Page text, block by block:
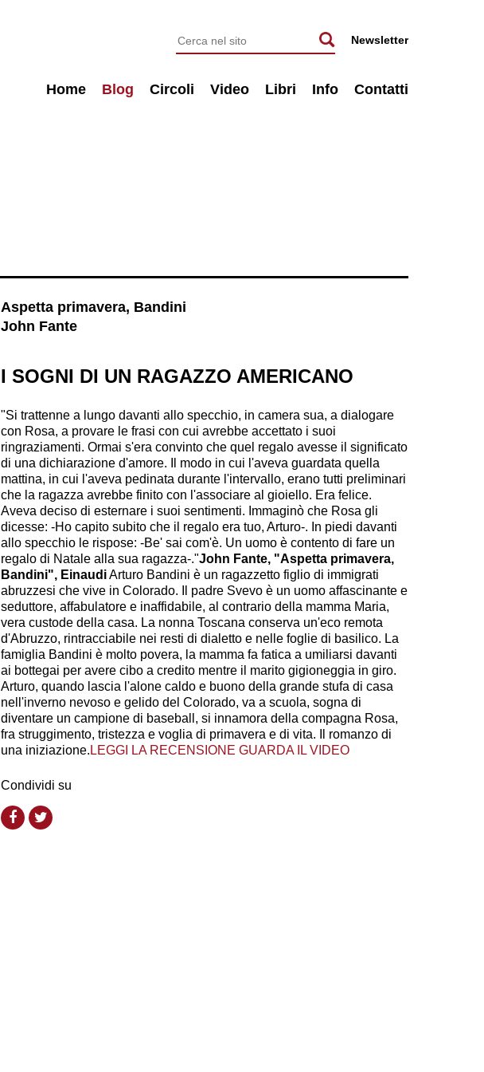
Newsletter
Home Blog Circoli Video Libri Info Contatti
Aspetta primavera, Bandini
John Fante
I SOGNI DI UN RAGAZZO AMERICANO
"Si trattenne a lungo davanti allo specchio, in camera sua, a dialogare
con Rosa, a provare le frasi con cui avrebbe accettato i suoi
ringraziamenti. Ormai s'era convinto che quel regalo avesse il significato
di una dichiarazione d'amore. Il modo in cui l'aveva guardata quella
mattina, in cui l'aveva pedinata durante l'intervallo, erano tutti preliminari
che la ragazza avrebbe finito con l'associare al gioiello. Era felice.
Aveva deciso di esternare i suoi sentimenti. Immaginò che Rosa gli
dicesse: -Ho capito subito che il regalo era tuo, Arturo-. In piedi davanti
allo specchio le rispose: -Be' sai com'è. Un uomo è contento di fare un
regalo di Natale alla sua ragazza-."John Fante, "Aspetta primavera,
Bandini", EinaudiArturo Bandini è un ragazzetto figlio di immigrati
abruzzesi che vive in Colorado. Il padre Svevo è un uomo affascinante e
seduttore, affabulatore e inaffidabile, al contrario della mamma Maria,
vera custode della casa. La nonna Toscana conserva un'eco remota
d'Abruzzo, rintracciabile nei resti di dialetto e nelle foglie di basilico. La
famiglia Bandini è molto povera, la mamma fa fatica a umiliarsi davanti
ai bottegai per avere cibo a credito mentre il marito gigioneggia in giro.
Arturo, quando lascia l'alone caldo e buono della grande stufa di casa
nell'inverno nevoso e gelido del Colorado, va a scuola, sogna di
diventare un campione di baseball, si innamora della compagna Rosa,
fra struggimento, tristezza e voglia di primavera e di vita. Il romanzo di
una iniziazione. LEGGI LA RECENSIONE GUARDA IL VIDEO
Condividi su